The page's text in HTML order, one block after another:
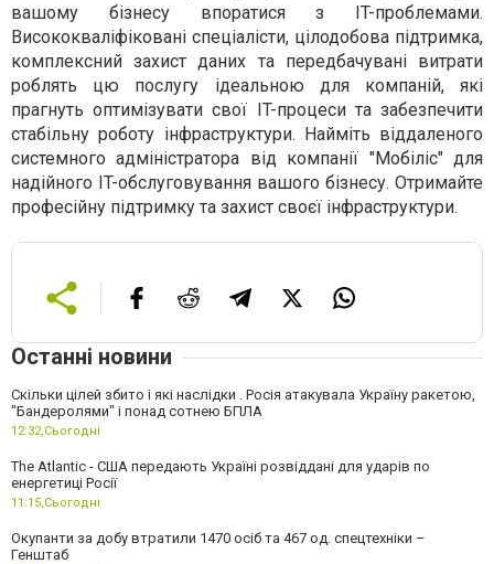
вашому бізнесу впоратися з IT-проблемами.
Висококваліфіковані спеціалісти, цілодобова підтримка,
комплексний захист даних та передбачувані витрати
роблять цю послугу ідеальною для компаній, які
прагнуть оптимізувати свої IT-процеси та забезпечити
стабільну роботу інфраструктури. Найміть віддаленого
системного адміністратора від компанії "Мобіліс" для
надійного IT-обслуговування вашого бізнесу. Отримайте
професійну підтримку та захист своєї інфраструктури.
Останні новини
Скільки цілей збито і які наслідки . Росія атакувала Україну ракетою,
"Бандеролями" і понад сотнею БПЛА
12:32,Сьогодні
The Atlantic - США передають Україні розвіддані для ударів по
енергетиці Росії
11:15,Сьогодні
Окупанти за добу втратили 1470 осіб та 467 од. спецтехніки –
Генштаб